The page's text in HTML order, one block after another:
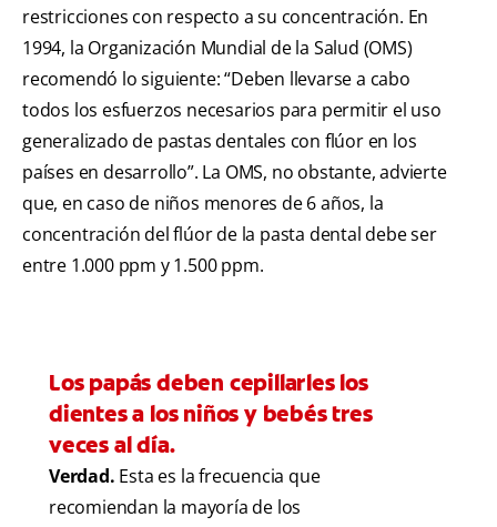
restricciones con respecto a su concentración. En
1994, la Organización Mundial de la Salud (OMS)
recomendó lo siguiente: “Deben llevarse a cabo
todos los esfuerzos necesarios para permitir el uso
generalizado de pastas dentales con flúor en los
países en desarrollo”. La OMS, no obstante, advierte
que, en caso de niños menores de 6 años, la
concentración del flúor de la pasta dental debe ser
entre 1.000 ppm y 1.500 ppm.
Los papás deben cepillarles los
dientes a los niños y bebés tres
veces al día.
Verdad. Esta es la frecuencia que
recomiendan la mayoría de los